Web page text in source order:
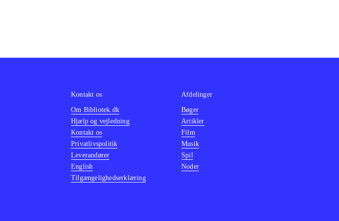
Kontakt os
Om Bibliotek.dk
Hjælp og vejledning
Kontakt os
Privatlivspolitik
Leverandører
English
Tilgængelighedserklæring
Afdelinger
Bøger
Artikler
Film
Musik
Spil
Noder